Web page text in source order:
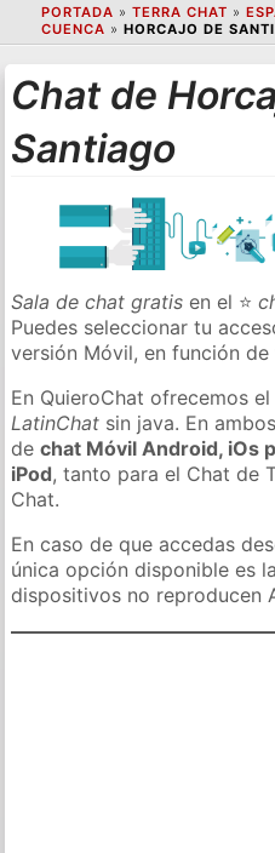
PORTADA » TERRA CHAT »
CUENCA » HORCAJO DE
Chat de
Santiago
Sala de chat gratis en el ⭐
Puedes seleccionar tu
versión Móvil, en función
En QuieroChat ofrecemos el
LatinChat sin java. En
dechat Móvil Android, iOs
iPod, tanto para el Chat de
Chat.
En caso de que accedas
única opción disponible es
dispositivos no reproducen